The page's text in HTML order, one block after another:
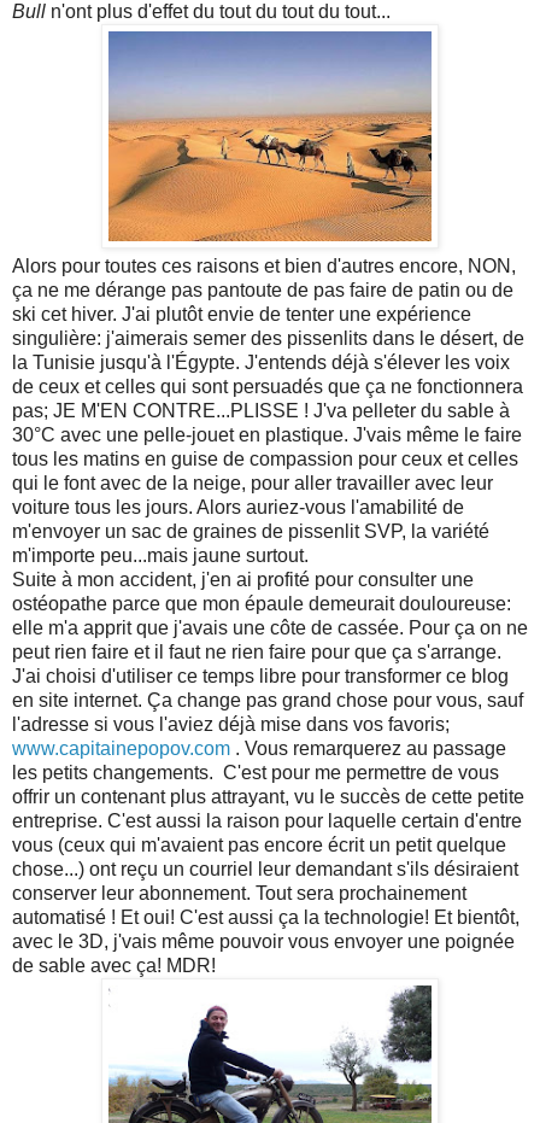
Bull n'ont plus d'effet du tout du tout du tout...
Alors pour toutes ces raisons et bien d'autres encore, NON,
ça ne me dérange pas pantoute de pas faire de patin ou de
ski cet hiver. J'ai plutôt envie de tenter une expérience
singulière: j'aimerais semer des pissenlits dans le désert, de
la Tunisie jusqu'à l'Égypte. J'entends déjà s'élever les voix
de ceux et celles qui sont persuadés que ça ne fonctionnera
pas; JE M'EN CONTRE...PLISSE ! J'va pelleter du sable à
30°C avec une pelle-jouet en plastique. J'vais même le faire
tous les matins en guise de compassion pour ceux et celles
qui le font avec de la neige, pour aller travailler avec leur
voiture tous les jours. Alors auriez-vous l'amabilité de
m'envoyer un sac de graines de pissenlit SVP, la variété
m'importe peu...mais jaune surtout.
Suite à mon accident, j'en ai profité pour consulter une
ostéopathe parce que mon épaule demeurait douloureuse:
elle m'a apprit que j'avais une côte de cassée. Pour ça on ne
peut rien faire et il faut ne rien faire pour que ça s'arrange.
J'ai choisi d'utiliser ce temps libre pour transformer ce blog
en site internet. Ça change pas grand chose pour vous, sauf
l'adresse si vous l'aviez déjà mise dans vos favoris;
www.capitainepopov.com . Vous remarquerez au passage
les petits changements. C'est pour me permettre de vous
offrir un contenant plus attrayant, vu le succès de cette petite
entreprise. C'est aussi la raison pour laquelle certain d'entre
vous (ceux qui m'avaient pas encore écrit un petit quelque
chose...) ont reçu un courriel leur demandant s'ils désiraient
conserver leur abonnement. Tout sera prochainement
automatisé ! Et oui! C'est aussi ça la technologie! Et bientôt,
avec le 3D, j'vais même pouvoir vous envoyer une poignée
de sable avec ça! MDR!